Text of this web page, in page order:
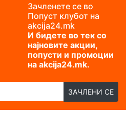
Зачленете се во
Попуст клубот на
akcija24.mk
И бидете во тек со
најновите акции,
попусти и промоции
на akcija24.mk.
ЗАЧЛЕНИ СЕ